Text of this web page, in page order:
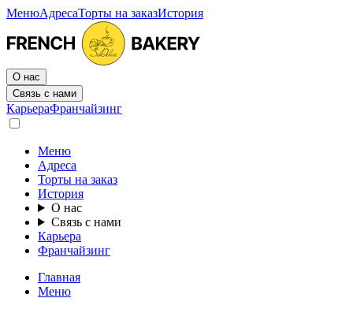
МенюАдресаТорты на заказИстория
О нас
Связь с нами
КарьераФранчайзинг
Меню
Адреса
Торты на заказ
История
О нас
Связь с нами
Карьера
Франчайзинг
Главная
Меню